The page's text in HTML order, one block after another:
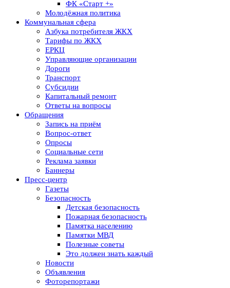
ФК «Старт +»
Молодёжная политика
Коммунальная сфера
Азбука потребителя ЖКХ
Тарифы по ЖКХ
ЕРКЦ
Управляющие организации
Дороги
Транспорт
Субсидии
Капитальный ремонт
Ответы на вопросы
Обращения
Запись на приём
Вопрос-ответ
Опросы
Социальные сети
Реклама заявки
Баннеры
Пресс-центр
Газеты
Безопасность
Детская безопасность
Пожарная безопасность
Памятка населению
Памятки МВД
Полезные советы
Это должен знать каждый
Новости
Объявления
Фоторепортажи